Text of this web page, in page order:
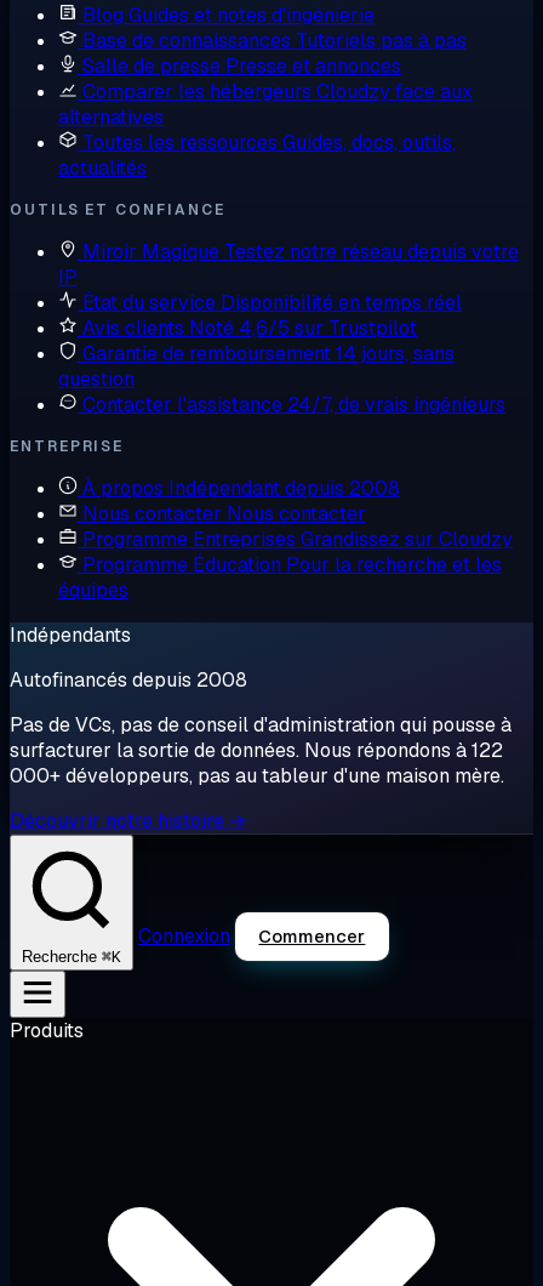
Blog Guides et notes d'ingénierie
Base de connaissances Tutoriels pas à pas
Salle de presse Presse et annonces
Comparer les hébergeurs Cloudzy face aux
alternatives
Toutes les ressources Guides, docs, outils,
actualités
OUTILS ET CONFIANCE
Miroir Magique Testez notre réseau depuis votre
IP
État du service Disponibilité en temps réel
Avis clients Noté 4,6/5 sur Trustpilot
Garantie de remboursement14 jours, sans
question
Contacter l'assistance 24/7, de vrais ingénieurs
ENTREPRISE
À propos Indépendant depuis 2008
Nous contacter Nous contacter
Programme Entreprises Grandissez sur Cloudzy
Programme Éducation Pour la recherche et les
équipes
Indépendants
Autofinancés depuis 2008
Pas de VCs, pas de conseil d'administration qui pousse à
surfacturer la sortie de données. Nous répondons à 122
000+ développeurs, pas au tableur d'une maison mère.
Découvrir notre histoire →
Recherche ⌘K
Connexion Commencer
Produits